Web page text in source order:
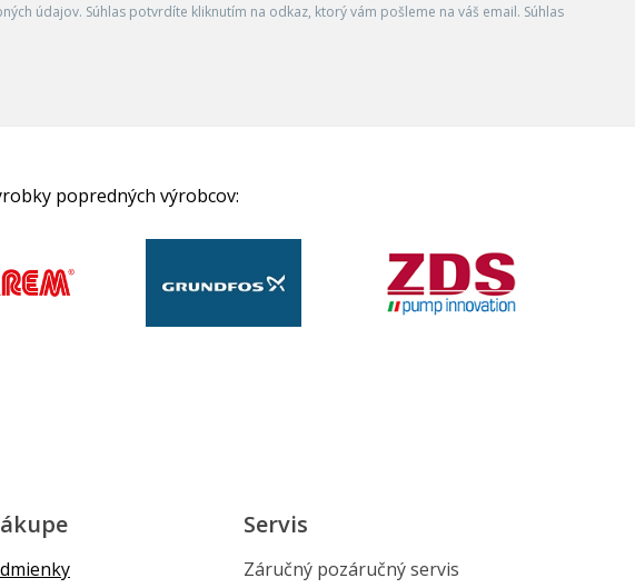
údajov. Súhlas potvrdíte kliknutím na odkaz, ktorý vám pošleme na váš email. Súhlas
popredných výrobcov:
Servis
Záručný pozáručný servis